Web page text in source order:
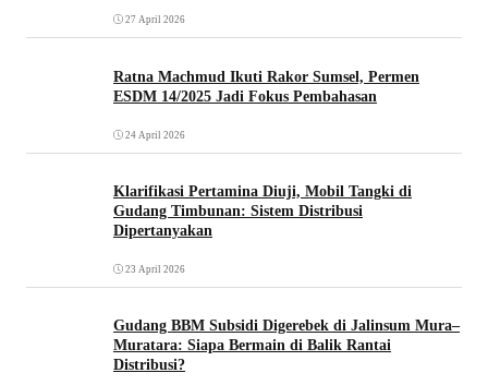
27 April 2026
Ratna Machmud Ikuti Rakor Sumsel, Permen
ESDM 14/2025 Jadi Fokus Pembahasan
24 April 2026
Klarifikasi Pertamina Diuji, Mobil Tangki di
Gudang Timbunan: Sistem Distribusi
Dipertanyakan
23 April 2026
Gudang BBM Subsidi Digerebek di Jalinsum Mura–
Muratara: Siapa Bermain di Balik Rantai
Distribusi?